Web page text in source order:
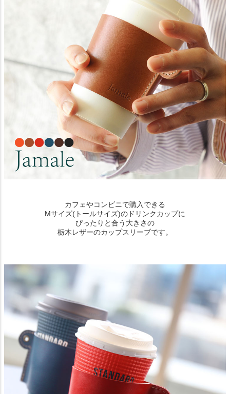
カフェやコンビニで購入できる
Mサイズ(トールサイズ)のドリンクカップに
ぴったりと合う大きさの
栃木レザーのカップスリーブです。